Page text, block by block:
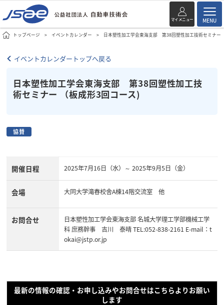
マイメニュー MENU
トップページ イベントカレンダー 日本塑性加工学会東海支部 第38回塑性加工技術セミナー
イベントカレンダートップへ戻る
日本塑性加工学会東海支部 第38回塑性加工技
術セミナー （板成形3回コース)
協賛
開催日程 2025年7月16日（水）～ 2025年9月5日（金）
会場 大同大学滝春校舎A棟14階交流室 他
お問合せ
日本塑性加工学会東海支部 名城大学理工学部機械工学
科 庶務幹事 吉川 泰晴 TEL:052-838-2161 E-mail：t
okai@jstp.or.jp
最新の情報の確認・お申し込みやお問合せはこちらよりお願い
します